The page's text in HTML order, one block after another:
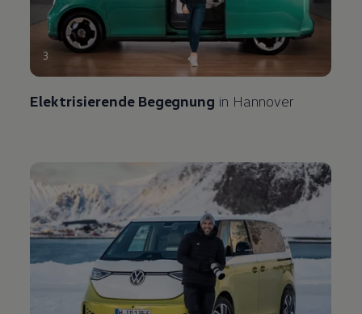
3
Elektrisierende Begegnung in Hannover